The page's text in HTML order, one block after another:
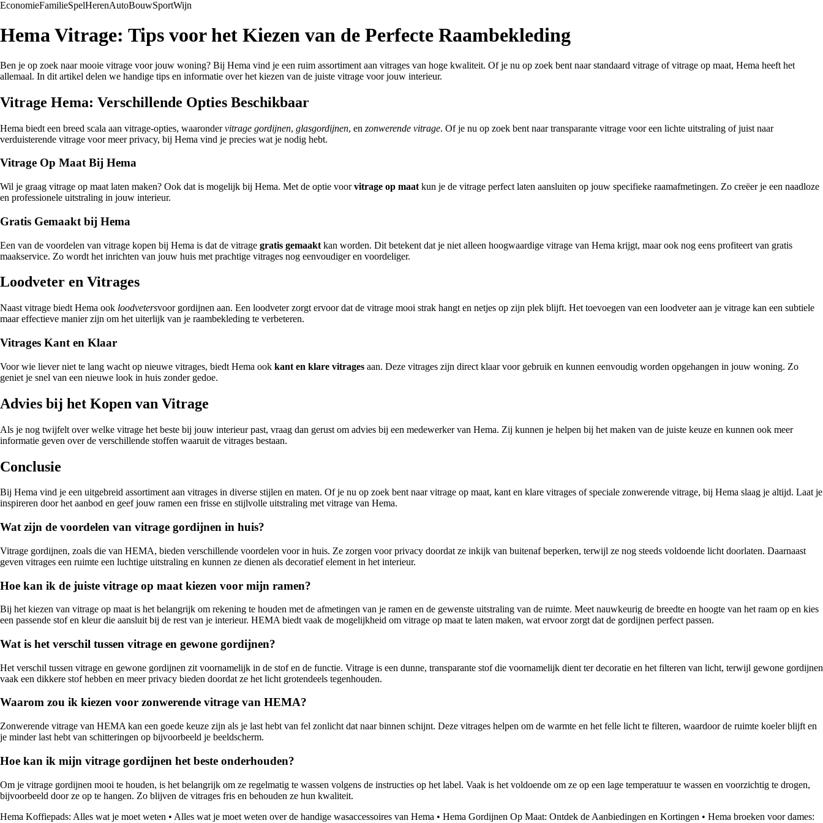
EconomieFamilieSpelHerenAutoBouwSportWijn
Hema Vitrage: Tips voor het Kiezen van de Perfecte Raambekleding
Ben je op zoek naar mooie vitrage voor jouw woning? Bij Hema vind je een ruim assortiment aan vitrages van hoge kwaliteit. Of je nu op zoek bent naar standaard vitrage of vitrage op maat, Hema heeft het
allemaal. In dit artikel delen we handige tips en informatie over het kiezen van de juiste vitrage voor jouw interieur.
Vitrage Hema: Verschillende Opties Beschikbaar
Hema biedt een breed scala aan vitrage-opties, waarondervitrage gordijnen, glasgordijnen, en zonwerende vitrage. Of je nu op zoek bent naar transparante vitrage voor een lichte uitstraling of juist naar
verduisterende vitrage voor meer privacy, bij Hema vind je precies wat je nodig hebt.
Vitrage Op Maat Bij Hema
Wil je graag vitrage op maat laten maken? Ook dat is mogelijk bij Hema. Met de optie voorvitrage op maat kun je de vitrage perfect laten aansluiten op jouw specifieke raamafmetingen. Zo creëer je een naadloze
en professionele uitstraling in jouw interieur.
Gratis Gemaakt bij Hema
Een van de voordelen van vitrage kopen bij Hema is dat de vitrage gratis gemaakt kan worden. Dit betekent dat je niet alleen hoogwaardige vitrage van Hema krijgt, maar ook nog eens profiteert van gratis
maakservice. Zo wordt het inrichten van jouw huis met prachtige vitrages nog eenvoudiger en voordeliger.
Loodveter en Vitrages
Naast vitrage biedt Hema ook loodvetersvoor gordijnen aan. Een loodveter zorgt ervoor dat de vitrage mooi strak hangt en netjes op zijn plek blijft. Het toevoegen van een loodveter aan je vitrage kan een subtiele
maar effectieve manier zijn om het uiterlijk van je raambekleding te verbeteren.
Vitrages Kant en Klaar
Voor wie liever niet te lang wacht op nieuwe vitrages, biedt Hema ook kant en klare vitrages aan. Deze vitrages zijn direct klaar voor gebruik en kunnen eenvoudig worden opgehangen in jouw woning. Zo
geniet je snel van een nieuwe look in huis zonder gedoe.
Advies bij het Kopen van Vitrage
Als je nog twijfelt over welke vitrage het beste bij jouw interieur past, vraag dan gerust om advies bij een medewerker van Hema. Zij kunnen je helpen bij het maken van de juiste keuze en kunnen ook meer
informatie geven over de verschillende stoffen waaruit de vitrages bestaan.
Conclusie
Bij Hema vind je een uitgebreid assortiment aan vitrages in diverse stijlen en maten. Of je nu op zoek bent naar vitrage op maat, kant en klare vitrages of speciale zonwerende vitrage, bij Hema slaag je altijd. Laat je
inspireren door het aanbod en geef jouw ramen een frisse en stijlvolle uitstraling met vitrage van Hema.
Wat zijn de voordelen van vitrage gordijnen in huis?
Vitrage gordijnen, zoals die van HEMA, bieden verschillende voordelen voor in huis. Ze zorgen voor privacy doordat ze inkijk van buitenaf beperken, terwijl ze nog steeds voldoende licht doorlaten. Daarnaast
geven vitrages een ruimte een luchtige uitstraling en kunnen ze dienen als decoratief element in het interieur.
Hoe kan ik de juiste vitrage op maat kiezen voor mijn ramen?
Bij het kiezen van vitrage op maat is het belangrijk om rekening te houden met de afmetingen van je ramen en de gewenste uitstraling van de ruimte. Meet nauwkeurig de breedte en hoogte van het raam op en kies
een passende stof en kleur die aansluit bij de rest van je interieur. HEMA biedt vaak de mogelijkheid om vitrage op maat te laten maken, wat ervoor zorgt dat de gordijnen perfect passen.
Wat is het verschil tussen vitrage en gewone gordijnen?
Het verschil tussen vitrage en gewone gordijnen zit voornamelijk in de stof en de functie. Vitrage is een dunne, transparante stof die voornamelijk dient ter decoratie en het filteren van licht, terwijl gewone gordijnen
vaak een dikkere stof hebben en meer privacy bieden doordat ze het licht grotendeels tegenhouden.
Waarom zou ik kiezen voor zonwerende vitrage van HEMA?
Zonwerende vitrage van HEMA kan een goede keuze zijn als je last hebt van fel zonlicht dat naar binnen schijnt. Deze vitrages helpen om de warmte en het felle licht te filteren, waardoor de ruimte koeler blijft en
je minder last hebt van schitteringen op bijvoorbeeld je beeldscherm.
Hoe kan ik mijn vitrage gordijnen het beste onderhouden?
Om je vitrage gordijnen mooi te houden, is het belangrijk om ze regelmatig te wassen volgens de instructies op het label. Vaak is het voldoende om ze op een lage temperatuur te wassen en voorzichtig te drogen,
bijvoorbeeld door ze op te hangen. Zo blijven de vitrages fris en behouden ze hun kwaliteit.
Hema Koffiepads: Alles wat je moet weten • Alles wat je moet weten over de handige wasaccessoires van Hema • Hema Gordijnen Op Maat: Ontdek de Aanbiedingen en Kortingen • Hema broeken voor dames: